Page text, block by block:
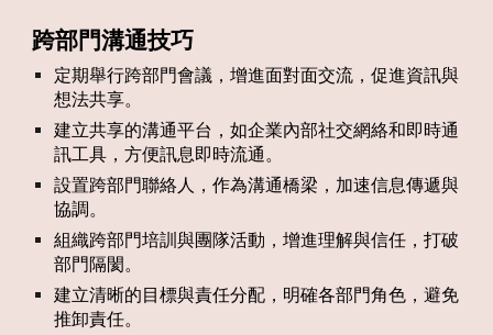
跨部門溝通技巧
定期舉行跨部門會議，增進面對面交流，促進資訊與
想法共享。
建立共享的溝通平台，如企業內部社交網絡和即時通
訊工具，方便訊息即時流通。
設置跨部門聯絡人，作為溝通橋梁，加速信息傳遞與
協調。
組織跨部門培訓與團隊活動，增進理解與信任，打破
部門隔閡。
建立清晰的目標與責任分配，明確各部門角色，避免
推卸責任。